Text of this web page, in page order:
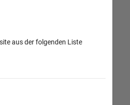
aus der folgenden Liste